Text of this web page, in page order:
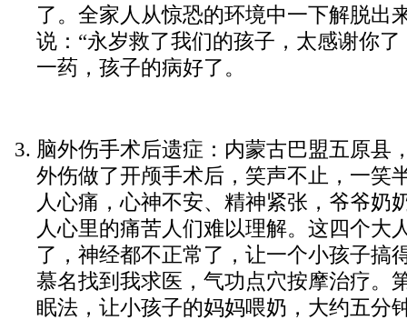
了。全家人从惊恐的环境中一下解脱出
说：“永岁救了我们的孩子，太感谢你了
一药，孩子的病好了。
脑外伤手术后遗症：内蒙古巴盟五原县
外伤做了开颅手术后，笑声不止，一笑
人心痛，心神不安、精神紧张，爷爷奶
人心里的痛苦人们难以理解。这四个大
了，神经都不正常了，让一个小孩子搞
慕名找到我求医，气功点穴按摩治疗。
眠法，让小孩子的妈妈喂奶，大约五分